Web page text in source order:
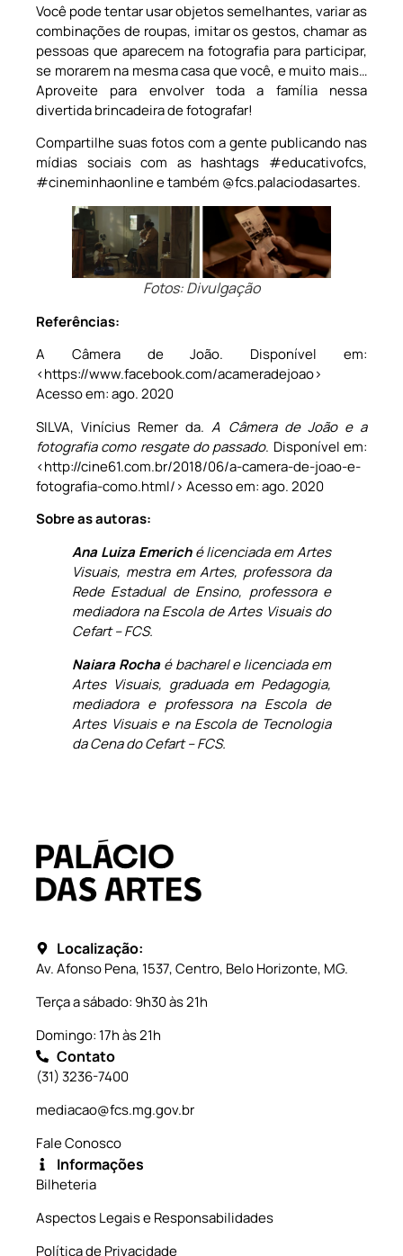
Você pode tentar usar objetos semelhantes, variar as
combinações de roupas, imitar os gestos, chamar as
pessoas que aparecem na fotografia para participar,
se morarem na mesma casa que você, e muito mais…
Aproveite para envolver toda a família nessa
divertida brincadeira de fotografar!
Compartilhe suas fotos com a gente publicando nas
mídias sociais com as hashtags #educativofcs,
#cineminhaonline e também @fcs.palaciodasartes.
Fotos: Divulgação
Referências:
A Câmera de João. Disponível em:
<https://www.facebook.com/acameradejoao>
Acesso em: ago. 2020
SILVA, Vinícius Remer da.A Câmera de João e a
fotografia como resgate do passado. Disponível em:
<http://cine61.com.br/2018/06/a-camera-de-joao-e-
fotografia-como.html/> Acesso em: ago. 2020
Sobre as autoras:
Ana Luiza Emeriché licenciada em Artes
Visuais, mestra em Artes, professora da
Rede Estadual de Ensino, professora e
mediadora na Escola de Artes Visuais do
Cefart – FCS.
Naiara Rochaé bacharel e licenciada em
Artes Visuais, graduada em Pedagogia,
mediadora e professora na Escola de
Artes Visuais e na Escola de Tecnologia
da Cena do Cefart – FCS.
Localização:
Av. Afonso Pena, 1537, Centro, Belo Horizonte, MG.
Terça a sábado: 9h30 às 21h
Domingo: 17h às 21h
Contato
(31) 3236-7400
mediacao@fcs.mg.gov.br
Fale Conosco
Informações
Bilheteria
Aspectos Legais e Responsabilidades
Política de Privacidade